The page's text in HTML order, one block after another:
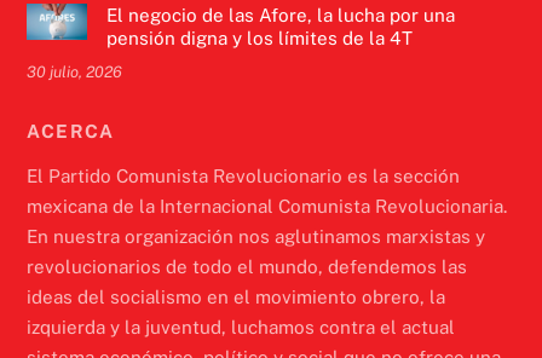
El negocio de las Afore, la lucha por una
pensión digna y los límites de la 4T
30 julio, 2026
ACERCA
El Partido Comunista Revolucionario es la sección
mexicana de la Internacional Comunista Revolucionaria.
En nuestra organización nos aglutinamos marxistas y
revolucionarios de todo el mundo, defendemos las
ideas del socialismo en el movimiento obrero, la
izquierda y la juventud, luchamos contra el actual